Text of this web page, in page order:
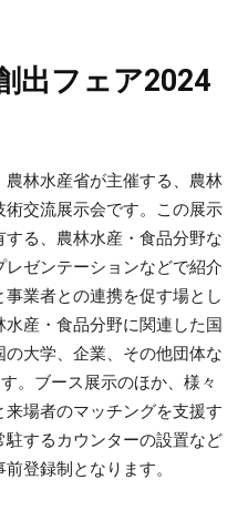
出フェア2024
林水産省が主催する、農林
交流展示会です。この展示
る、農林水産・食品分野な
ゼンテーションなどで紹介
業者との連携を促す場とし
産・食品分野に関連した国
大学、企業、その他団体な
。ブース展示のほか、様々
場者のマッチングを支援す
するカウンターの設置など
登録制となります。